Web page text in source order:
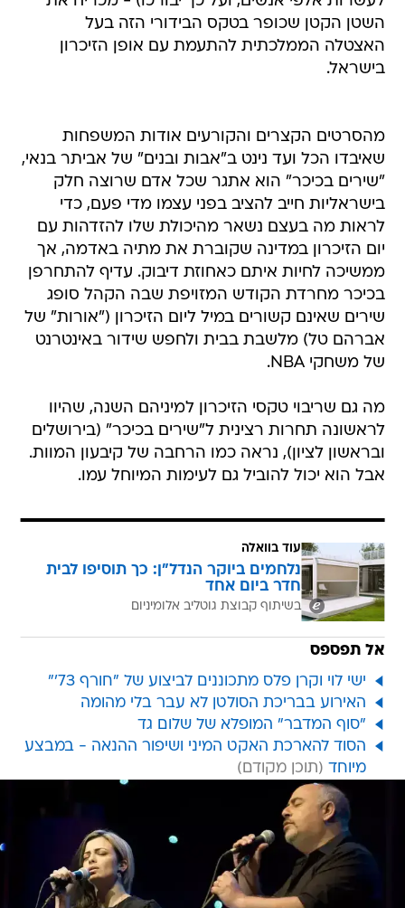
השטן הקטן שכופר בטקס הבידורי הזה בעל
האצטלה הממלכתית להתעמת עם אופן הזיכרון
בישראל.
מהסרטים הקצרים והקורעים אודות המשפחות
שאיבדו הכל ועד נינט ב"אבות ובנים" של אביתר בנאי,
"שירים בכיכר" הוא אתגר שכל אדם שרוצה חלק
בישראליות חייב להציב בפני עצמו מדי פעם, כדי
לראות מה בעצם נשאר מהיכולת שלו להזדהות עם
יום הזיכרון במדינה שקוברת את מתיה באדמה, אך
ממשיכה לחיות איתם כאחוזת דיבוק. עדיף להתחרפן
בכיכר מחרדת הקודש המזויפת שבה הקהל סופג
שירים שאינם קשורים במיל ליום הזיכרון ("אורות" של
אברהם טל) מלשבת בבית ולחפש שידור באינטרנט
של משחקי NBA.
מה גם שריבוי טקסי הזיכרון למיניהם השנה, שהיוו
לראשונה תחרות רצינית ל"שירים בכיכר" (בירושלים
ובראשון לציון), נראה כמו הרחבה של קיבעון המוות.
אבל הוא יכול להוביל גם לעימות המיוחל עמו.
עוד בוואלה
נלחמים ביוקר הנדל"ן: כך תוסיפו לבית
חדר ביום אחד
בשיתוף קבוצת גוטליב אלומיניום
אל תפספס
ישי לוי וקרן פלס מתכוננים לביצוע של "חורף 73'"
האירוע בבריכת הסולטן לא עבר בלי מהומה
"סוף המדבר" המופלא של שלום גד
הסוד להארכת האקט המיני ושיפור ההנאה - במבצע
מיוחד